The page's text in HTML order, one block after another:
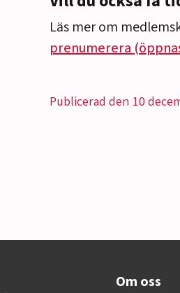
Läs mer om
prenumerera
Publicerad den 10
Om oss